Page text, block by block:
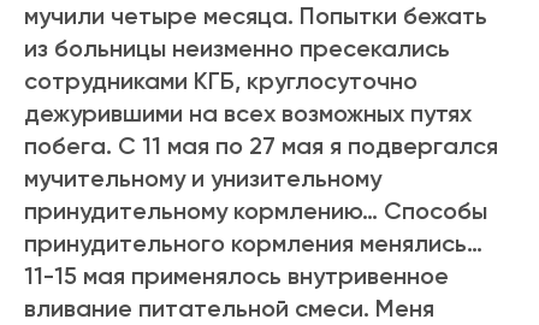
мучили четыре месяца. Попытки бежать
из больницы неизменно пресекались
сотрудниками КГБ, круглосуточно
дежурившими на всех возможных путях
побега. С 11 мая по 27 мая я подвергался
мучительному и унизительному
принудительному кормлению… Способы
принудительного кормления менялись…
11-15 мая применялось внутривенное
вливание питательной смеси. Меня